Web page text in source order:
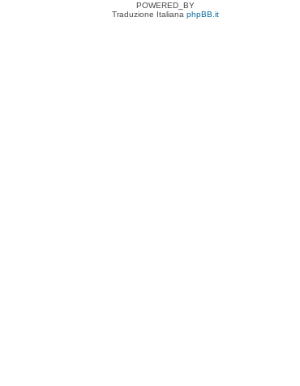
POWERED_BY
Traduzione Italiana phpBB.it